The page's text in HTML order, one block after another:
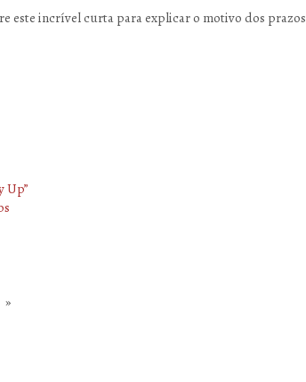
este incrível curta para explicar o motivo dos prazos
Up”